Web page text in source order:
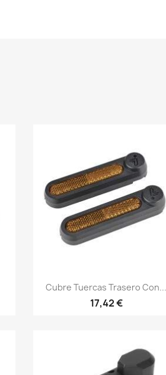
Vista rápida
Cubre Tuercas Trasero Con...
17,42 €